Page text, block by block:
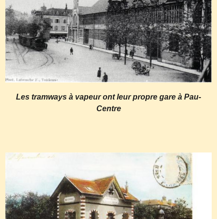
Les tramways à vapeur ont leur propre gare à Pau-
Centre